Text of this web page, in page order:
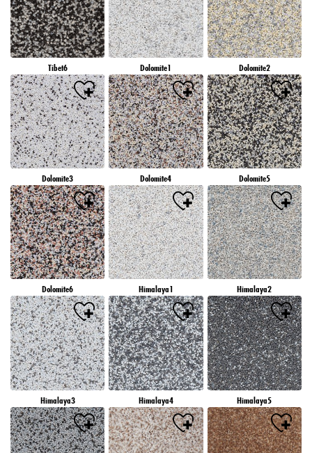
Tibet6 Dolomite1 Dolomite2
Dolomite3 Dolomite4 Dolomite5
Dolomite6 Himalaya1 Himalaya2
Himalaya3 Himalaya4 Himalaya5